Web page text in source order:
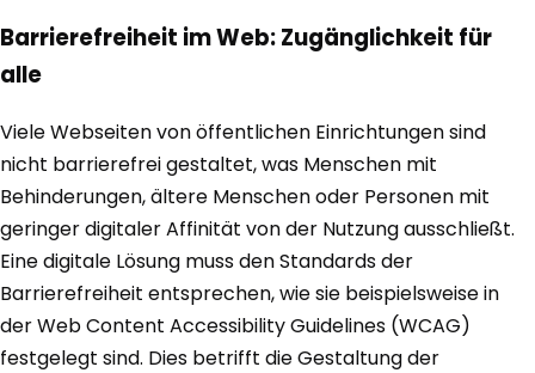
Barrierefreiheit im Web: Zugänglichkeit für
alle
Viele Webseiten von öffentlichen Einrichtungen sind
nicht barrierefrei gestaltet, was Menschen mit
Behinderungen, ältere Menschen oder Personen mit
geringer digitaler Affinität von der Nutzung ausschließt.
Eine digitale Lösung muss den Standards der
Barrierefreiheit entsprechen, wie sie beispielsweise in
der Web Content Accessibility Guidelines (WCAG)
festgelegt sind. Dies betrifft die Gestaltung der